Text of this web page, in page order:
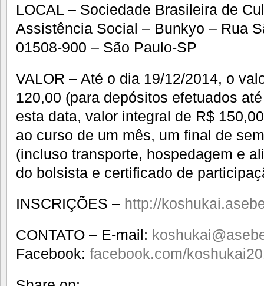
LOCAL – Sociedade Brasileira de
Assistência Social – Bunkyo – Rua
01508-900 – São Paulo-SP
VALOR – Até o dia 19/12/2014, o
120,00 (para depósitos efetuados
esta data, valor integral de R$
ao curso de um mês, um final de
(incluso transporte, hospedagem e
do bolsista e certificado de
INSCRIÇÕES – http://
CONTATO – E-mail:
Facebook: facebook.com/